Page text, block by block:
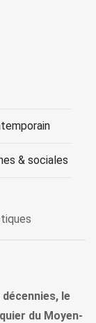
& sociales
le
du Moyen-